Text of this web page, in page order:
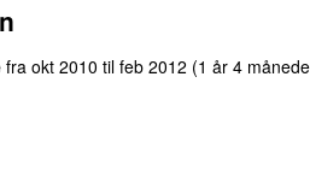
fra okt 2010 til feb 2012 (1 år 4